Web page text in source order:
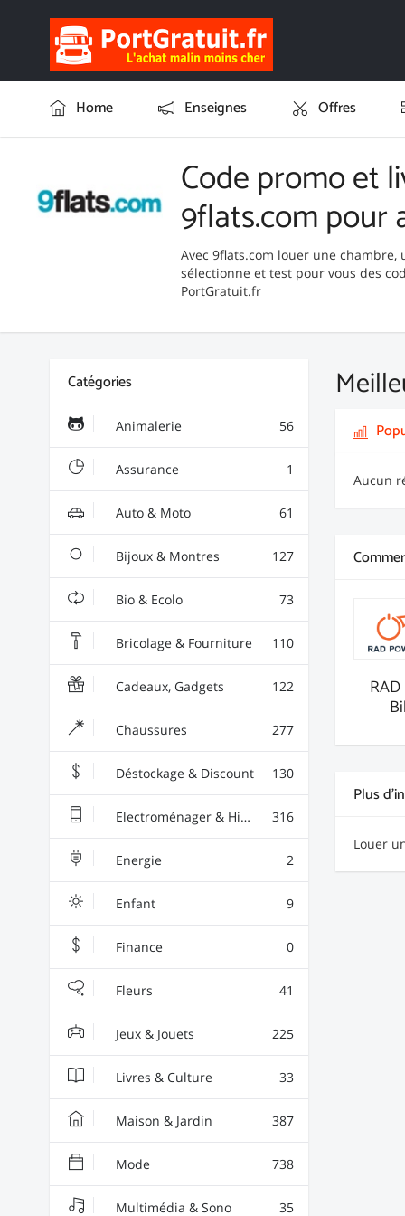
Home Enseignes Offres
Code promo et
9flats.com pour
Avec 9flats.com louer une
sélectionne et test pour vous des
PortGratuit.fr
Catégories
Animalerie 56
Assurance 1
Auto & Moto 61
Bijoux & Montres 127
Bio & Ecolo 73
Bricolage & Fourniture 110
Cadeaux, Gadgets 122
Chaussures 277
Déstockage & Discount 130
Electroménager & High-Tech 316
Energie 2
Enfant 9
Finance 0
Fleurs 41
Jeux & Jouets 225
Livres & Culture 33
Maison & Jardin 387
Mode 738
Multimédia & Sono 35
Aucun
Plus
Louer